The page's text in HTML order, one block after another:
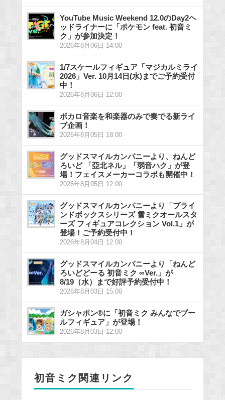
YouTube Music Weekend 12.0のDay2ヘ
ッドライナーに「ポケモン feat. 初音ミ
ク」が参加決定！
2026年8月06日 14:00
1/7スケールフィギュア「マジカルミライ
2026」Ver. 10月14日(水)までご予約受付
中！
2026年8月06日 12:00
ボカロ音楽を和楽器のみで奏でる新ライ
ブ企画！
2026年8月05日 18:00
グッドスマイルカンパニーより、ねんど
ろいど 「亞北ネル」「弱音ハク」が登
場！フェイスメーカーコラボも開催中！
2026年8月05日 12:00
グッドスマイルカンパニーより「ブライ
ンドボックスシリーズ 雪ミクオールスタ
ーズ フィギュアコレクション Vol.1」が
登場！ご予約受付中！
2026年8月04日 12:00
グッドスマイルカンパニーより「ねんど
ろいどどーる 初音ミク ∞Ver.」が
8/19（水）まで好評予約受付中！
2026年8月03日 15:00
ガシャポン®に「初音ミク みんなでプー
ルフィギュア」が登場！
2026年8月03日 12:00
初音ミク関連リンク